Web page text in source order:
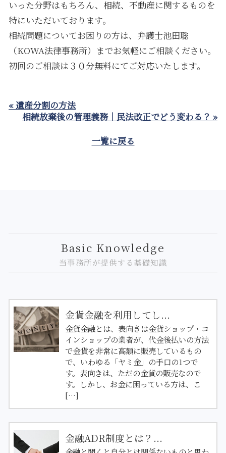
いった分野はもちろん、相続、不動産に関するものを
特にいただいております。
相続問題についてお困りの方は、弁護士池田聡
（KOWA法律事務所）までお気軽にご相談ください。
初回のご相談は３０分無料にてご対応いたします。
« 遺産分割の方法
相続放棄後の管理義務｜民法改正でどう変わる？ »
一覧に戻る
Basic Knowledge
当事務所が提供する基礎知識
金貨金融を利用してし...
金貨金融とは、表向きは金貨ショップ・コ
インショップの業者が、代金後払いの方法
で金貨を非常に高額に販売しているもの
で、いわゆる「ヤミ金」の手口の1つで
す。表向きは、ただの金貨の販売なので
す。しかし、お金に困っている方は、こ
[…]
金融ADR制度とは？...